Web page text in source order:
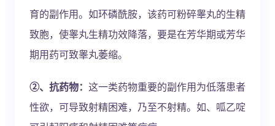
育的副作用。如环磷酰胺，该药可粉碎睾丸的生精
致胞，使睾丸生精功效降落，要是在芳华期或芳华
期用药可致睾丸萎缩。
②、抗药物： 这一类药物重要的副作用为低落患者
性欲，可导致射精困难，乃至不射精。如、呱乙啶